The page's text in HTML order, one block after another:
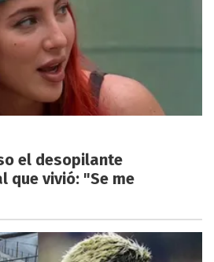
el desopilante
que vivió: "Se me